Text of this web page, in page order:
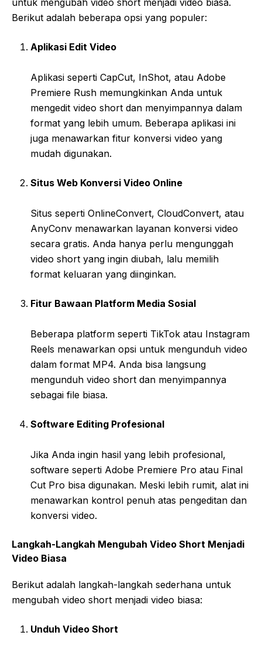
Berikut adalah beberapa opsi yang populer:
Aplikasi Edit Video
Aplikasi seperti CapCut, InShot, atau Adobe
Premiere Rush memungkinkan Anda untuk
mengedit video short dan menyimpannya dalam
format yang lebih umum. Beberapa aplikasi ini
juga menawarkan fitur konversi video yang
mudah digunakan.
Situs Web Konversi Video Online
Situs seperti OnlineConvert, CloudConvert, atau
AnyConv menawarkan layanan konversi video
secara gratis. Anda hanya perlu mengunggah
video short yang ingin diubah, lalu memilih
format keluaran yang diinginkan.
Fitur Bawaan Platform Media Sosial
Beberapa platform seperti TikTok atau Instagram
Reels menawarkan opsi untuk mengunduh video
dalam format MP4. Anda bisa langsung
mengunduh video short dan menyimpannya
sebagai file biasa.
Software Editing Profesional
Jika Anda ingin hasil yang lebih profesional,
software seperti Adobe Premiere Pro atau Final
Cut Pro bisa digunakan. Meski lebih rumit, alat ini
menawarkan kontrol penuh atas pengeditan dan
konversi video.
Langkah-Langkah Mengubah Video Short Menjadi
Video Biasa
Berikut adalah langkah-langkah sederhana untuk
mengubah video short menjadi video biasa:
Unduh Video Short